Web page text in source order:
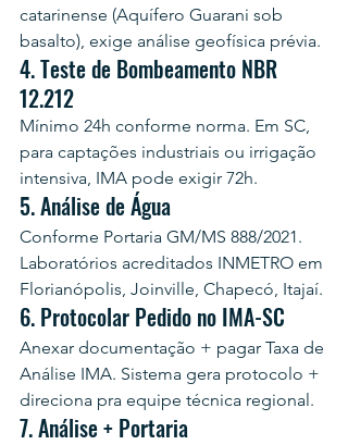
catarinense (Aquífero Guarani sob
basalto), exige análise geofísica prévia.
4. Teste de Bombeamento NBR
12.212
Mínimo 24h conforme norma. Em SC,
para captações industriais ou irrigação
intensiva, IMA pode exigir 72h.
5. Análise de Água
Conforme Portaria GM/MS 888/2021.
Laboratórios acreditados INMETRO em
Florianópolis, Joinville, Chapecó, Itajaí.
6. Protocolar Pedido no IMA-SC
Anexar documentação + pagar Taxa de
Análise IMA. Sistema gera protocolo +
direciona pra equipe técnica regional.
7. Análise + Portaria